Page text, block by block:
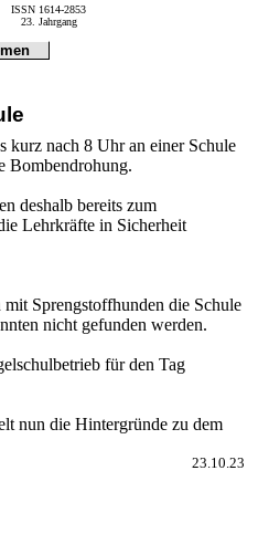
kurz nach 8 Uhr an einer Schule
Bombendrohung.
deshalb bereits zum
Lehrkräfte in Sicherheit
Sprengstoffhunden die Schule
nicht gefunden werden.
für den Tag
nun die Hintergründe zu dem
23.10.23
ISSN 1614-2853
23. Jahrgang